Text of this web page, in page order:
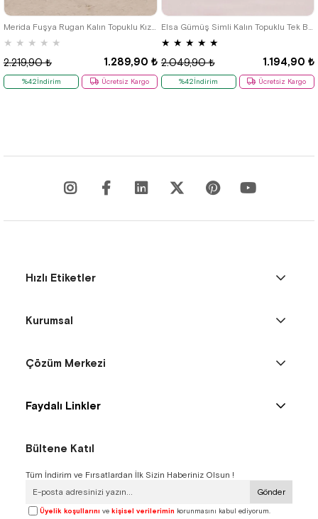
★ ★ ★ ★ ★
1.289,90 ₺
2.219,90 ₺
%42İndirim Ücretsiz Kargo
35
★ ★ ★ ★ ★
1.194,90 ₺
2.049,90 ₺
%42İndirim Ücretsiz Kargo
Hızlı Etiketler
Kurumsal
Çözüm Merkezi
Faydalı Linkler
Bültene Katıl
Tüm İndirim ve Fırsatlardan İlk Sizin Haberiniz Olsun !
Gönder
Üyelik koşullarını ve kişisel verilerimin korunmasını kabul ediyorum.